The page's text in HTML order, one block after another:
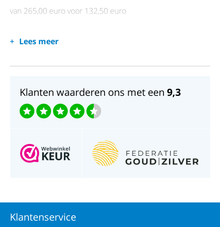
van 265,00 euro voor 132,50 euro
Lees meer
Klanten waarderen ons met een 9,3
Klantenservice